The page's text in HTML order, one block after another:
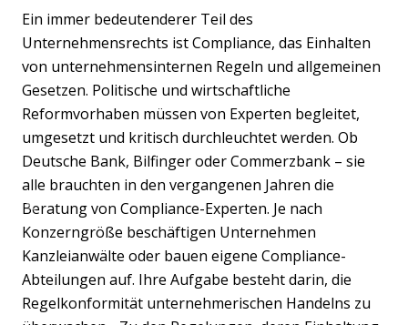
Previous
Ein immer bedeutenderer Teil des
Unternehmensrechts ist Compliance, das Einhalten
von unternehmensinternen Regeln und allgemeinen
Gesetzen. Politische und wirtschaftliche
Reformvorhaben müssen von Experten begleitet,
umgesetzt und kritisch durchleuchtet werden. Ob
Deutsche Bank, Bilfinger oder Commerzbank – sie
alle brauchten in den vergangenen Jahren die
Beratung von Compliance-Experten. Je nach
Konzerngröße beschäftigen Unternehmen
Kanzleianwälte oder bauen eigene Compliance-
Abteilungen auf. Ihre Aufgabe besteht darin, die
Regelkonformität unternehmerischen Handelns zu